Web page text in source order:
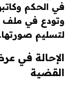
في الحكم
وتودع في ملف
لتسليم صورتها.
الإحالة في
القضية